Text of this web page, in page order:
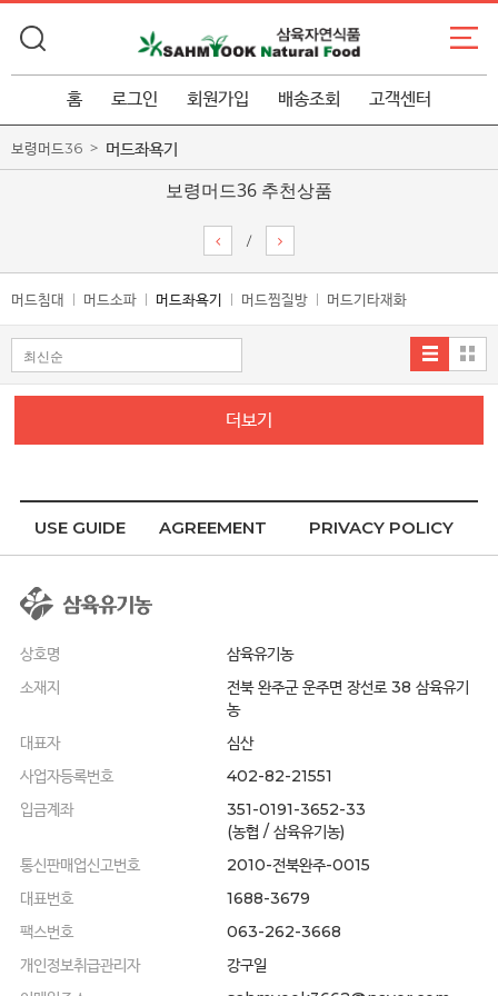
홈 로그인 회원가입 배송조회 고객센터
보령머드36 머드좌욕기
보령머드36 추천상품
/
머드침대 머드소파 머드좌욕기 머드찜질방 머드기타재화
더보기
USE GUIDE AGREEMENT PRIVACY POLICY
상호명
삼육유기농
소재지
전북 완주군 운주면 장선로 38 삼육유기
농
대표자
심산
사업자등록번호
402-82-21551
입금계좌
351-0191-3652-33
(농협 / 삼육유기농)
통신판매업신고번호
2010-전북완주-0015
대표번호
1688-3679
팩스번호
063-262-3668
개인정보취급관리자
강구일